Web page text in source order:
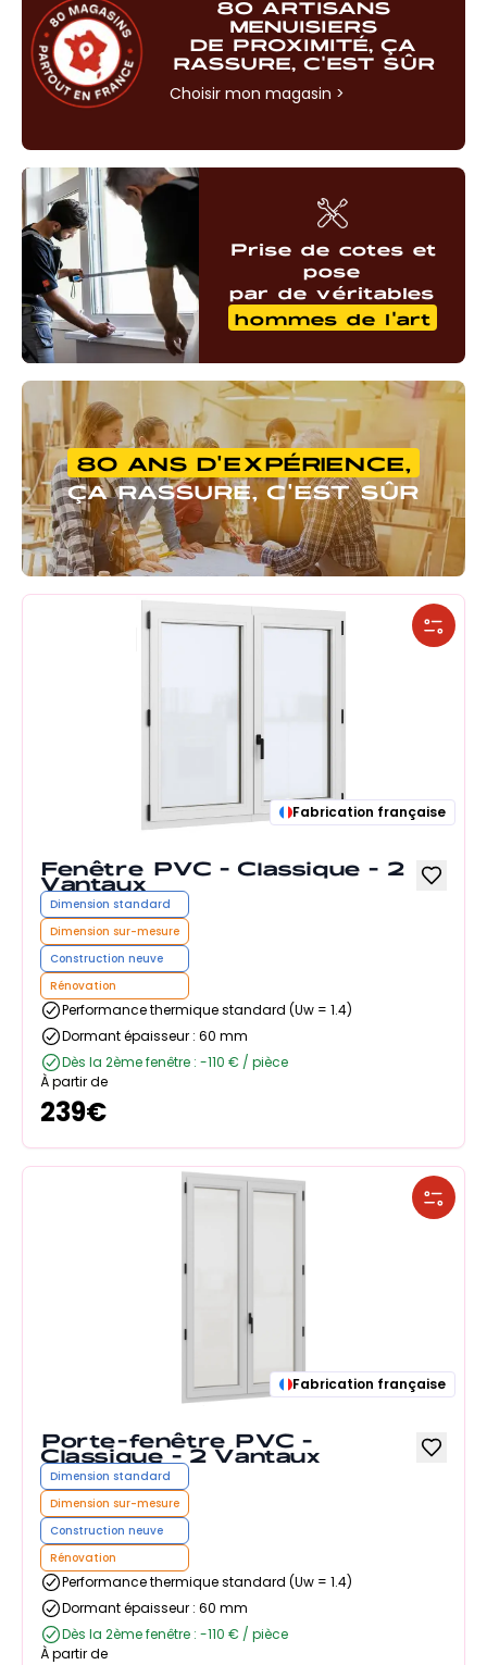
80 ARTISANS
MENUISIERS
DE PROXIMITÉ, ÇA
RASSURE, C'EST SÛR
Choisir mon magasin >
Prise de cotes et
pose
par de véritables
hommes de l'art
80 ANS D'EXPÉRIENCE,
ÇA RASSURE, C'EST SÛR
Fabrication française
Fenêtre PVC - Classique - 2
Vantaux
Dimension standard
Dimension sur-mesure
Construction neuve
Rénovation
Performance thermique standard (Uw = 1.4)
Dormant épaisseur : 60 mm
Dès la 2ème fenêtre : -110 € / pièce
À partir de
239€
Fabrication française
Porte-fenêtre PVC -
Classique - 2 Vantaux
Dimension standard
Dimension sur-mesure
Construction neuve
Rénovation
Performance thermique standard (Uw = 1.4)
Dormant épaisseur : 60 mm
Dès la 2ème fenêtre : -110 € / pièce
À partir de